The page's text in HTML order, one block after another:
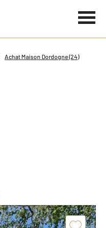
Achat Maison Dordogne (24)